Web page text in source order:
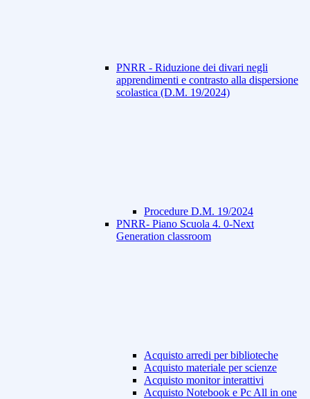
PNRR - Riduzione dei divari negli
apprendimenti e contrasto alla dispersione
scolastica (D.M. 19/2024)
Procedure D.M. 19/2024
PNRR- Piano Scuola 4. 0-Next
Generation classroom
Acquisto arredi per biblioteche
Acquisto materiale per scienze
Acquisto monitor interattivi
Acquisto Notebook e Pc All in one